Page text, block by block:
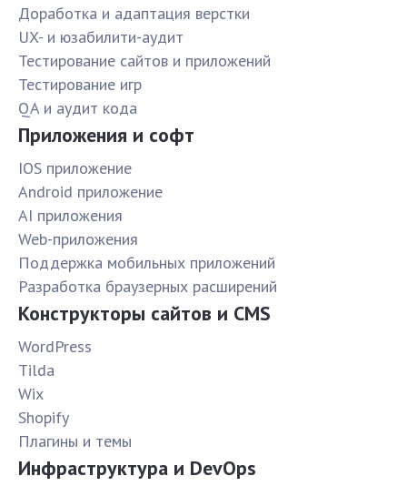
Доработка и адаптация верстки
UX- и юзабилити-аудит
Тестирование сайтов и приложений
Тестирование игр
QA и аудит кода
Приложения и софт
IOS приложение
Android приложение
AI приложения
Web-приложения
Поддержка мобильных приложений
Разработка браузерных расширений
Конструкторы сайтов и CMS
WordPress
Tilda
Wix
Shopify
Плагины и темы
Инфраструктура и DevOps